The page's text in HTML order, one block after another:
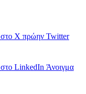
X πρώην Twitter
LinkedIn Άνοιγμα